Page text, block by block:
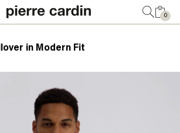
0
in Modern Fit